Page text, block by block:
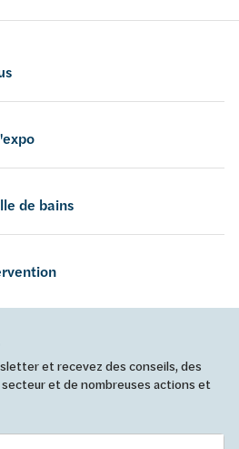
de bains
et recevez des conseils, des
et de nombreuses actions et